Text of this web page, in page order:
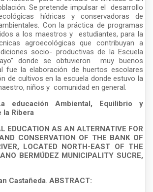
Se pretende impulsar el desarrollo
hídricas y conservadoras de
Con la práctica de programas
a los maestros y estudiantes, para la
agroecológicas que contribuyan a
socio- productivas de la Escuela
donde se obtuvieron muy buenos
fue la elaboración de huertos escolares
de cultivos en la escuela donde estuvo la
niños y comunidad en general.
educación Ambiental, Equilibrio y
la Ribera
EDUCATION AS AN ALTERNATIVE FOR
CONSERVATION OF THE BANK OF
LOCATED NORTH-EAST OF THE
BERMÚDEZ MUNICIPALITY SUCRE,
Castañeda. ABSTRACT: